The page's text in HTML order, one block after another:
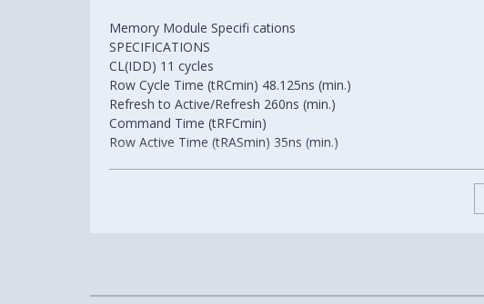
Memory Module Specifi cations
SPECIFICATIONS
CL(IDD) 11 cycles
Row Cycle Time (tRCmin) 48.125ns (min.)
Refresh to Active/Refresh 260ns (min.)
Command Time (tRFCmin)
Row Active Time (tRASmin) 35ns (min.)